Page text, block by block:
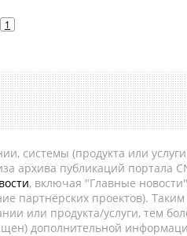
1
системы (продукта или
архива публикаций портала
, включая "Главные
партнёрских проектов).
или продукта/услуги, тем
дополнительной